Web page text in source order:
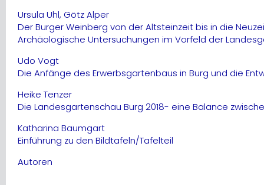
Ursula Uhl, Götz Alper
Der Burger Weinberg von der Altsteinzeit bis in die
Archäologische Untersuchungen im Vorfeld der
Udo Vogt
Die Anfänge des Erwerbsgartenbaus in Burg und die
Heike Tenzer
Die Landesgartenschau Burg 2018- eine Balance
Katharina Baumgart
Einführung zu den Bildtafeln/Tafelteil
Autoren